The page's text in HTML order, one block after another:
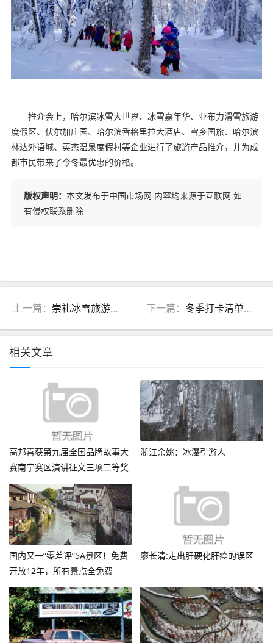
推介会上，哈尔滨冰雪大世界、冰雪嘉年华、亚布力滑雪旅游
度假区、伏尔加庄园、哈尔滨香格里拉大酒店、雪乡国旅、哈尔滨
林达外语城、英杰温泉度假村等企业进行了旅游产品推介，并为成
都市民带来了今冬最优惠的价格。
版权声明： 本文发布于中国市场网 内容均来源于互联网 如
有侵权联系删除
上一篇： 崇礼冰雪旅游度假区获批国家级旅游度假区 下一篇： 冬季打卡清单，10种方式带你玩转贵阳！
相关文章
高邦喜获第九届全国品牌故事大
赛南宁赛区演讲征文三项二等奖
浙江余姚：冰瀑引游人
国内又一“零差评”5A景区！免费
开放12年，所有景点全免费
廖长清:走出肝硬化肝癌的误区